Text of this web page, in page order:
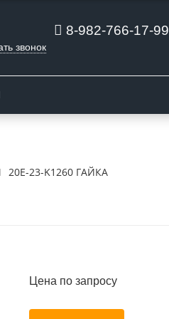
8-982-766-17-99
звонок
20E-23-K1260 ГАЙКА
Цена по запросу